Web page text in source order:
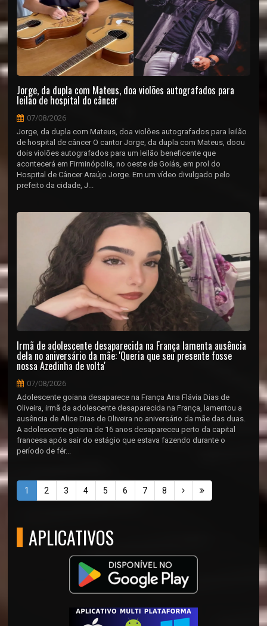
Jorge, da dupla com Mateus, doa violões autografados para
leilão de hospital do câncer
07/08/2026
Jorge, da dupla com Mateus, doa violões autografados para leilão
de hospital de câncer O cantor Jorge, da dupla com Mateus, doou
dois violões autografados para um leilão beneficente que
acontecerá em Firminópolis, no oeste de Goiás, em prol do
Hospital de Câncer Araújo Jorge. Em um vídeo divulgado pelo
prefeito da cidade, J...
Irmã de adolescente desaparecida na França lamenta ausência
dela no aniversário da mãe: 'Queria que seu presente fosse
nossa Azedinha de volta'
07/08/2026
Adolescente goiana desaparece na França Ana Flávia Dias de
Oliveira, irmã da adolescente desaparecida na França, lamentou a
ausência de Alice Dias de Oliveira no aniversário da mãe das duas.
A adolescente goiana de 16 anos desapareceu perto da capital
francesa após sair do estágio que estava fazendo durante o
período de fér...
1 2 3 4 5 6 7 8
APLICATIVOS